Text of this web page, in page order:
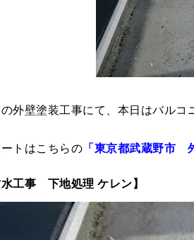
外壁塗装工事にて、本日はバルコ
トはこちらの 「東京都武蔵野市
水工事 下地処理 ケレン】